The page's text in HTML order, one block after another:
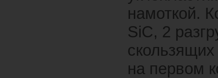
намоткой.
SiC, 2
на первом